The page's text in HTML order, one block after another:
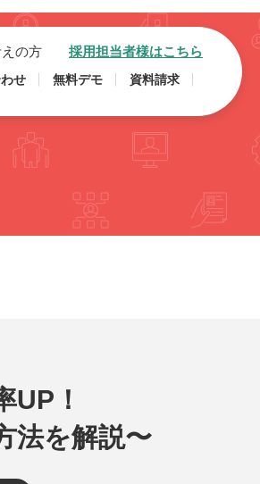
の方 採用担当者様はこちら
せ 無料デモ 資料請求
UP！
法を解説〜